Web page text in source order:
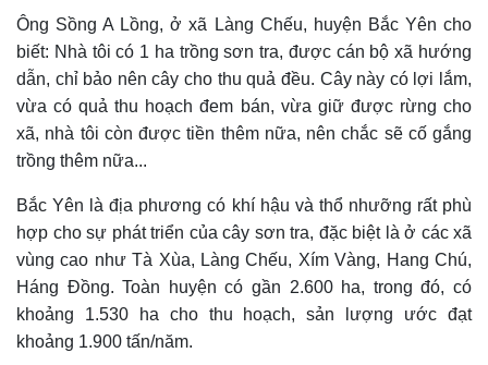
Ông Sồng A Lồng, ở xã Làng Chếu, huyện Bắc Yên cho
biết: Nhà tôi có 1 ha trồngsơn tra, được cán bộ xã hướng
dẫn, chỉ bảo nên cây cho thu quả đều. Cây này có lợi lắm,
vừa có quả thu hoạch đem bán, vừa giữ được rừng cho
xã, nhà tôi còn được tiền thêm nữa, nên chắc sẽ cố gắng
trồng thêm nữa...
Bắc Yên là địa phương có khí hậu và thổ nhưỡng rất phù
hợp cho sự phát triển của cây sơn tra, đặc biệt là ở các xã
vùng cao như Tà Xùa, Làng Chếu, Xím Vàng, Hang Chú,
Háng Đồng. Toàn huyện có gần 2.600 ha, trong đó, có
khoảng 1.530 ha cho thu hoạch, sản lượng ước đạt
khoảng 1.900 tấn/năm.